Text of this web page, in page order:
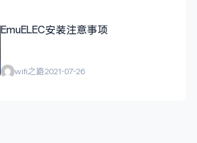
EmuELEC安装注意事项
wifi之路2021-07-26